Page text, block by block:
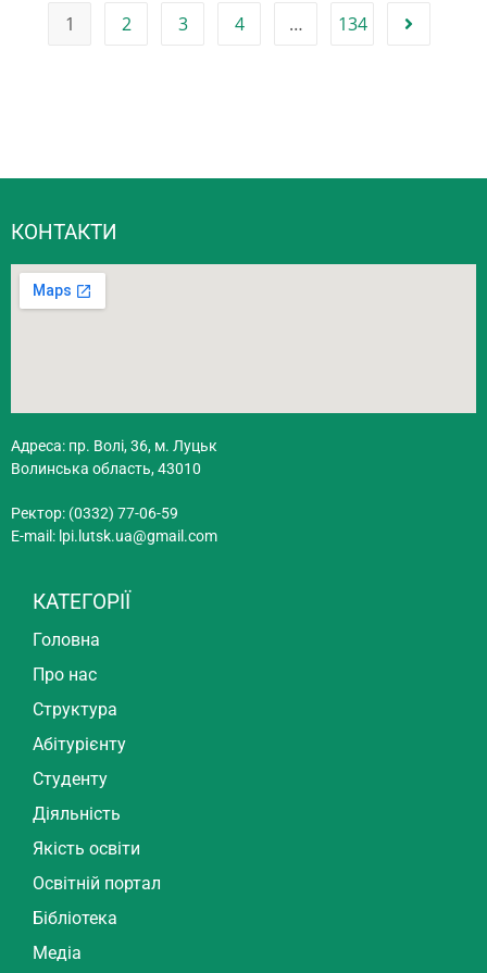
1 2 3 4 … 134
КОНТАКТИ
Адреса: пр. Волі, 36, м. Луцьк
Волинська область, 43010
Ректор: (0332) 77-06-59
E-mail: lpi.lutsk.ua@gmail.com
КАТЕГОРІЇ
Головна
Про нас
Структура
Абітурієнту
Студенту
Діяльність
Якість освіти
Освітній портал
Бібліотека
Медіа